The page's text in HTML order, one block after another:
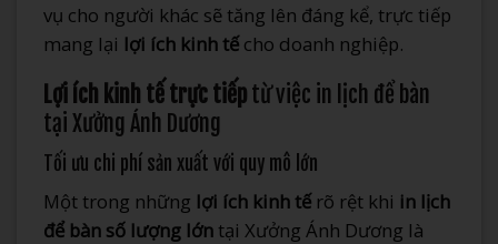
vụ cho người khác sẽ tăng lên đáng kể, trực tiếp
mang lại lợi ích kinh tếcho doanh nghiệp.
Lợi ích kinh tế trực tiếp từ việc in lịch để bàn
tại Xưởng Ánh Dương
Tối ưu chi phí sản xuất với quy mô lớn
Một trong những lợi ích kinh tếrõ rệt khi in lịch
để bàn số lượng lớn tại Xưởng Ánh Dương là